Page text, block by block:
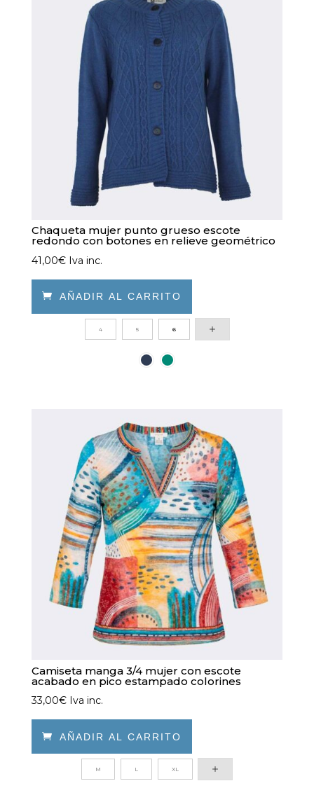
Chaqueta mujer punto grueso escote
redondo con botones en relieve geométrico
41,00€ Iva inc.
 AÑADIR AL CARRITO
página
producto
4 5 6
Camiseta manga 3/4 mujer con escote
acabado en pico estampado colorines
33,00€ Iva inc.
 AÑADIR AL CARRITO
M L XL